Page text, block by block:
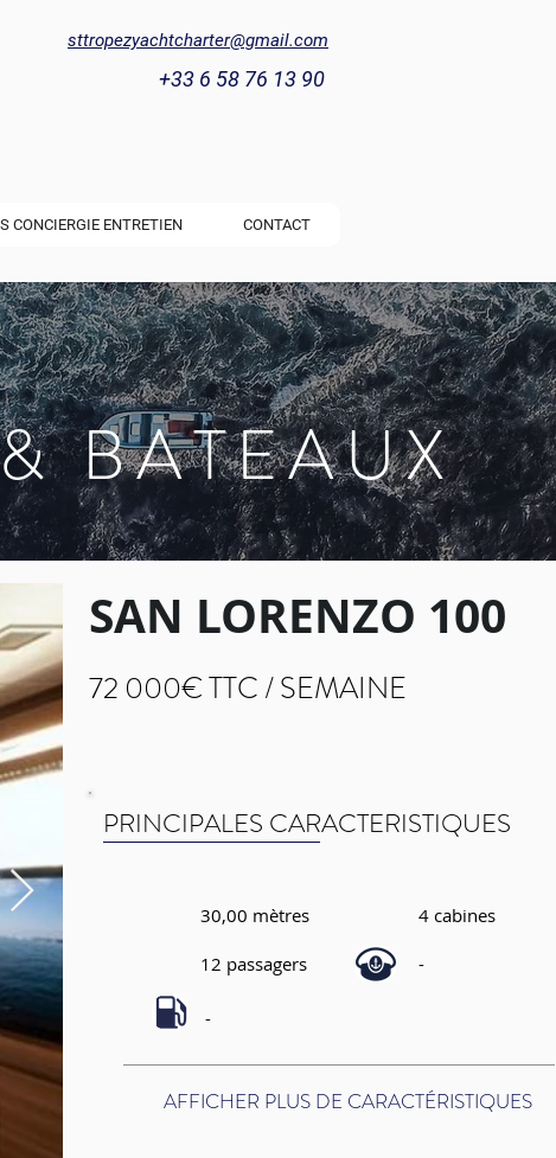
sttropezyachtcharter@gmail.com
+33 6 58 76 13 90
CONCIERGIE ENTRETIEN CONTACT
BATEAUX
SAN LORENZO 100
72 000€ TTC /SEMAINE
PRINCIPALES CARACTERISTIQUES
30,00 mètres
12 passagers
-
4 cabines
-
AFFICHER PLUS DE CARACTÉRISTIQUES